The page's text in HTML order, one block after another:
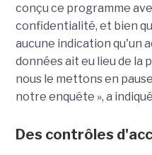
conçu ce programme
confidentialité, et bien
aucune indication qu'un
données ait eu lieu de la
nous le mettons en
notre enquête », a
Des contrôles